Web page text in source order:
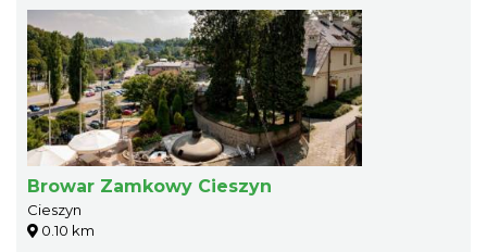
Browar Zamkowy Cieszyn
Cieszyn
0.10 km